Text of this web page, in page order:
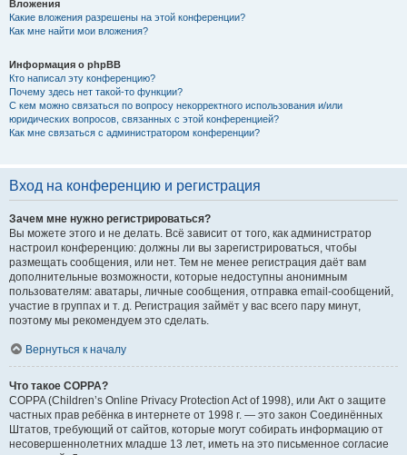
Вложения
Какие вложения разрешены на этой конференции?
Как мне найти мои вложения?
Информация о phpBB
Кто написал эту конференцию?
Почему здесь нет такой-то функции?
С кем можно связаться по вопросу некорректного использования и/или
юридических вопросов, связанных с этой конференцией?
Как мне связаться с администратором конференции?
Вход на конференцию и регистрация
Зачем мне нужно регистрироваться?
Вы можете этого и не делать. Всё зависит от того, как администратор
настроил конференцию: должны ли вы зарегистрироваться, чтобы
размещать сообщения, или нет. Тем не менее регистрация даёт вам
дополнительные возможности, которые недоступны анонимным
пользователям: аватары, личные сообщения, отправка email-сообщений,
участие в группах и т. д. Регистрация займёт у вас всего пару минут,
поэтому мы рекомендуем это сделать.
Вернуться к началу
Что такое COPPA?
COPPA (Children’s Online Privacy Protection Act of 1998), или Акт о защите
частных прав ребёнка в интернете от 1998 г. — это закон Соединённых
Штатов, требующий от сайтов, которые могут собирать информацию от
несовершеннолетних младше 13 лет, иметь на это письменное согласие